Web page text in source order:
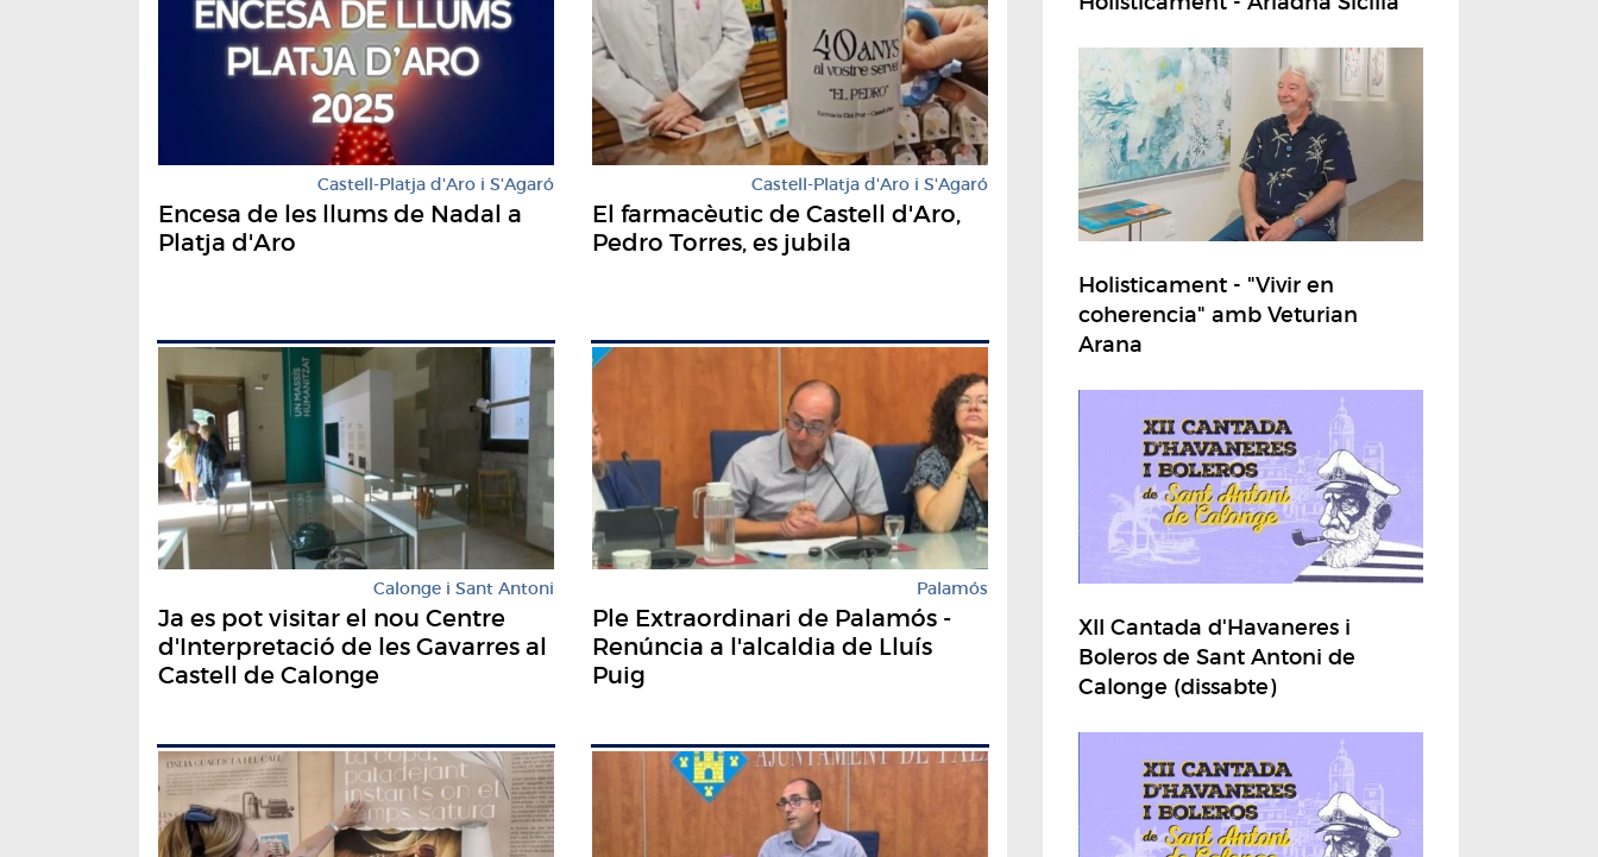
Castell-Platja d'Aro i S'Agaró
Encesa de les llums de Nadal a
Platja d'Aro
Castell-Platja d'Aro i S'Agaró
El farmacèutic de Castell d'Aro,
Pedro Torres, es jubila
Calonge i Sant Antoni
Ja es pot visitar el nou Centre
d'Interpretació de les Gavarres al
Castell de Calonge
Palamós
Ple Extraordinari de Palamós -
Renúncia a l'alcaldia de Lluís
Puig
Holisticament - "Vivir en
coherencia" amb Veturian
Arana
XII Cantada d'Havaneres i
Boleros de Sant Antoni de
Calonge (dissabte)